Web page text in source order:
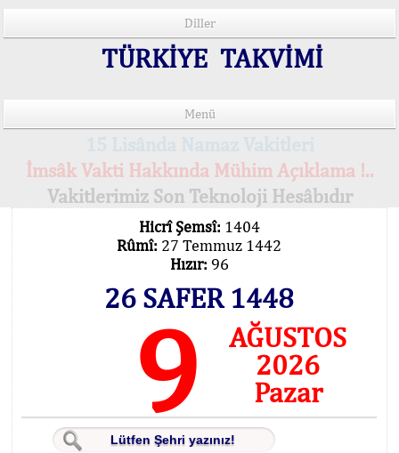
Diller
TÜRKİYE TAKVİMİ
Menü
İmsâk Vakti Hakkında Mühim Açıklama !..
Vakitlerimiz Son Teknoloji Hesâbıdır
Hicrî Şemsî: 1404
Rûmî: 27 Temmuz 1442
Hızır: 96
26 SAFER 1448
9
AĞUSTOS
2026
Pazar